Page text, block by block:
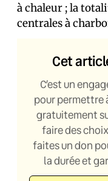
à chaleur ; la
centrales à
Cet
C’est un
pour permettre
gratuitement
faire des
faites un don
la durée et